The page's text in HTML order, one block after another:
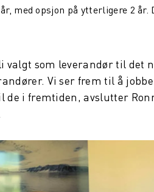
med opsjon på ytterligere 2
valgt som leverandør til det
Vi ser frem til å
de i fremtiden, avslutter